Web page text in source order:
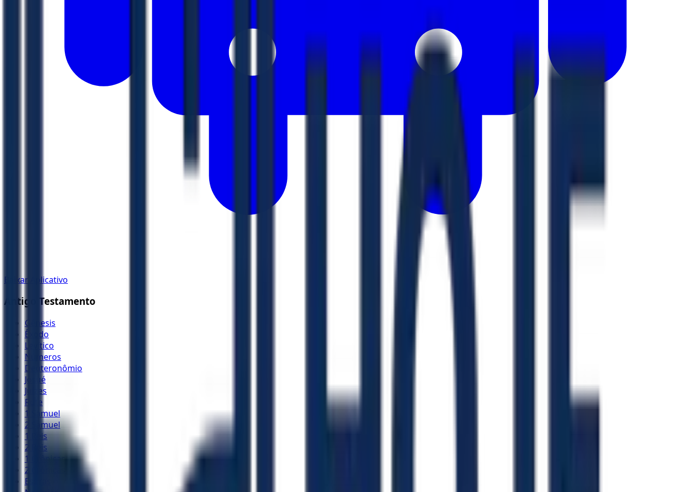
Baixar Aplicativo
Antigo Testamento
Gênesis
Êxodo
Levítico
Números
Deuteronômio
Josué
Juízes
Rute
1 Samuel
2 Samuel
1 Reis
2 Reis
1 Crônicas
2 Crônicas
Esdras